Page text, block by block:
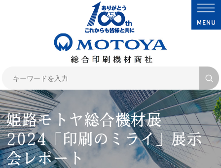
姫路モトヤ総合機材展
2024「印刷のミライ」展示
会レポート